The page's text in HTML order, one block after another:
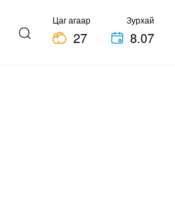
Цаг агаар
27
Зурхай
8.07